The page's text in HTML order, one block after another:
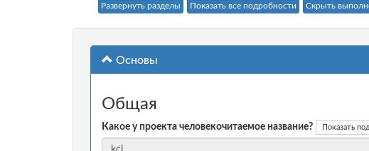
Развернуть разделы Показать все подробности Скрыть
Основы
Общая
Какое у проекта человекочитаемое название? Показать